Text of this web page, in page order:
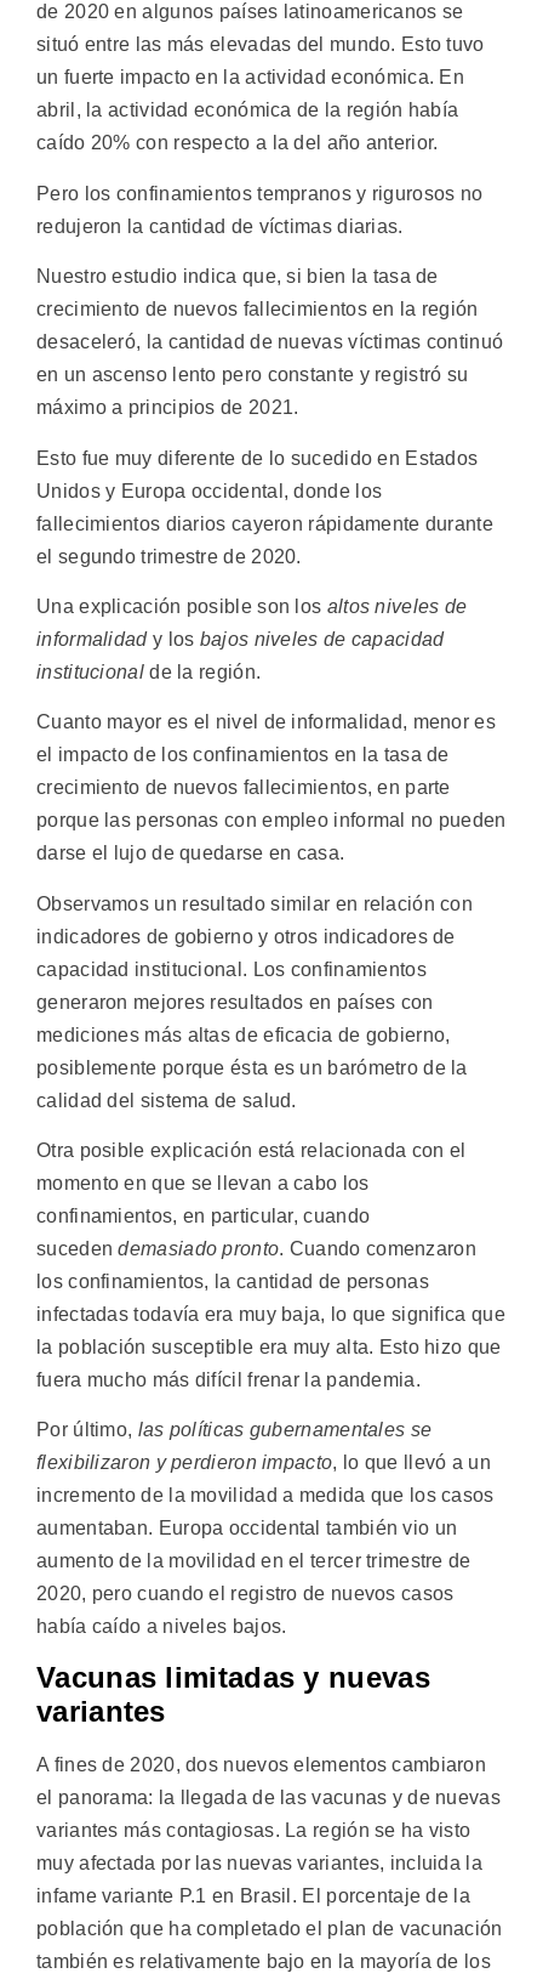
de 2020 en algunos países latinoamericanos se
situó entre las más elevadas del mundo. Esto tuvo
un fuerte impacto en la actividad económica. En
abril, la actividad económica de la región había
caído 20% con respecto a la del año anterior.
Pero los confinamientos tempranos y rigurosos no
redujeron la cantidad de víctimas diarias.
Nuestro estudio indica que, si bien la tasa de
crecimiento de nuevos fallecimientos en la región
desaceleró, la cantidad de nuevas víctimas continuó
en un ascenso lento pero constante y registró su
máximo a principios de 2021.
Esto fue muy diferente de lo sucedido en Estados
Unidos y Europa occidental, donde los
fallecimientos diarios cayeron rápidamente durante
el segundo trimestre de 2020.
Una explicación posible son los altos niveles de
informalidady los bajos niveles de capacidad
institucionalde la región.
Cuanto mayor es el nivel de informalidad, menor es
el impacto de los confinamientos en la tasa de
crecimiento de nuevos fallecimientos, en parte
porque las personas con empleo informal no pueden
darse el lujo de quedarse en casa.
Observamos un resultado similar en relación con
indicadores de gobierno y otros indicadores de
capacidad institucional. Los confinamientos
generaron mejores resultados en países con
mediciones más altas de eficacia de gobierno,
posiblemente porque ésta es un barómetro de la
calidad del sistema de salud.
Otra posible explicación está relacionada con el
momento en que se llevan a cabo los
confinamientos, en particular, cuando
sucedendemasiado pronto. Cuando comenzaron
los confinamientos, la cantidad de personas
infectadas todavía era muy baja, lo que significa que
la población susceptible era muy alta. Esto hizo que
fuera mucho más difícil frenar la pandemia.
Por último, las políticas gubernamentales se
flexibilizaron y perdieron impacto, lo que llevó a un
incremento de la movilidad a medida que los casos
aumentaban. Europa occidental también vio un
aumento de la movilidad en el tercer trimestre de
2020, pero cuando el registro de nuevos casos
había caído a niveles bajos.
Vacunas limitadas y nuevas
variantes
A fines de 2020, dos nuevos elementos cambiaron
el panorama: la llegada de las vacunas y de nuevas
variantes más contagiosas. La región se ha visto
muy afectada por las nuevas variantes, incluida la
infame variante P.1 en Brasil. El porcentaje de la
población que ha completado el plan de vacunación
también es relativamente bajo en la mayoría de los